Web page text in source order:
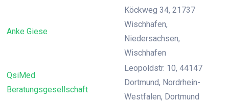
Anke Giese
Köckweg 34, 21737
Wischhafen,
Niedersachsen,
Wischhafen
QsiMed
Beratungsgesellschaft
Leopoldstr. 10, 44147
Dortmund, Nordrhein-
Westfalen, Dortmund